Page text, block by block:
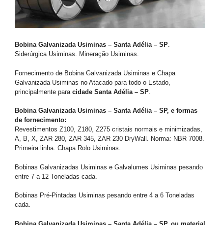
Bobina Galvanizada Usiminas – Santa Adélia – SP.
Siderúrgica Usiminas. Mineração Usiminas.
Fornecimento de Bobina Galvanizada Usiminas e Chapa
Galvanizada Usiminas no Atacado para todo o Estado,
principalmente para cidade Santa Adélia – SP
Bobina Galvanizada Usiminas – Santa Adélia – SP, e formas
de fornecimento:
Revestimentos Z100, Z180, Z275 cristais normais e minimizadas,
A, B, X, ZAR 280, ZAR 345, ZAR 230 DryWall. Norma: NBR 7008.
Primeira linha. Chapa Rolo Usiminas.
Bobinas Galvanizadas Usiminas e Galvalumes Usiminas pesando
entre 7 a 12 Toneladas cada.
Bobinas Pré-Pintadas Usiminas pesando entre 4 a 6 Toneladas
cada.